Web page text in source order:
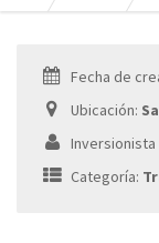
Fecha de
Ubicación:
Categoría: